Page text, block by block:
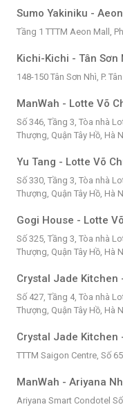
Sumo Yakiniku -
Tầng 1 TTTM Aeon Mall,
Kichi-Kichi - Tân Sơn
148-150 Tân Sơn Nhì, P.
ManWah - Lotte Võ
Số 346, Tầng 3, Tòa nhà
Thượng, Quận Tây Hồ, Hà
Yu Tang - Lotte Võ
Số 330, Tầng 3, Tòa nhà
Thượng, Quận Tây Hồ, Hà
Gogi House - Lotte
Số 325, Tầng 3, Tòa nhà
Thượng, Quận Tây Hồ, Hà
Crystal Jade Kitchen
Số 427, Tầng 4, Tòa nhà
Thượng, Quận Tây Hồ, Hà
Crystal Jade Kitchen
TTTM Saigon Centre, Số
ManWah - Ariyana
Ariyana Smart Condotel